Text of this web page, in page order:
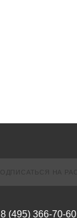
8 (495) 366-70-60